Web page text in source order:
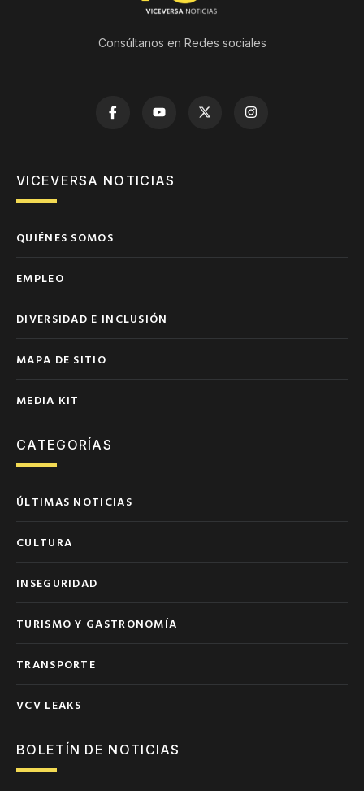
Consúltanos en Redes sociales
VICEVERSA NOTICIAS
QUIÉNES SOMOS
EMPLEO
DIVERSIDAD E INCLUSIÓN
MAPA DE SITIO
MEDIA KIT
CATEGORÍAS
ÚLTIMAS NOTICIAS
CULTURA
INSEGURIDAD
TURISMO Y GASTRONOMÍA
TRANSPORTE
VCV LEAKS
BOLETÍN DE NOTICIAS